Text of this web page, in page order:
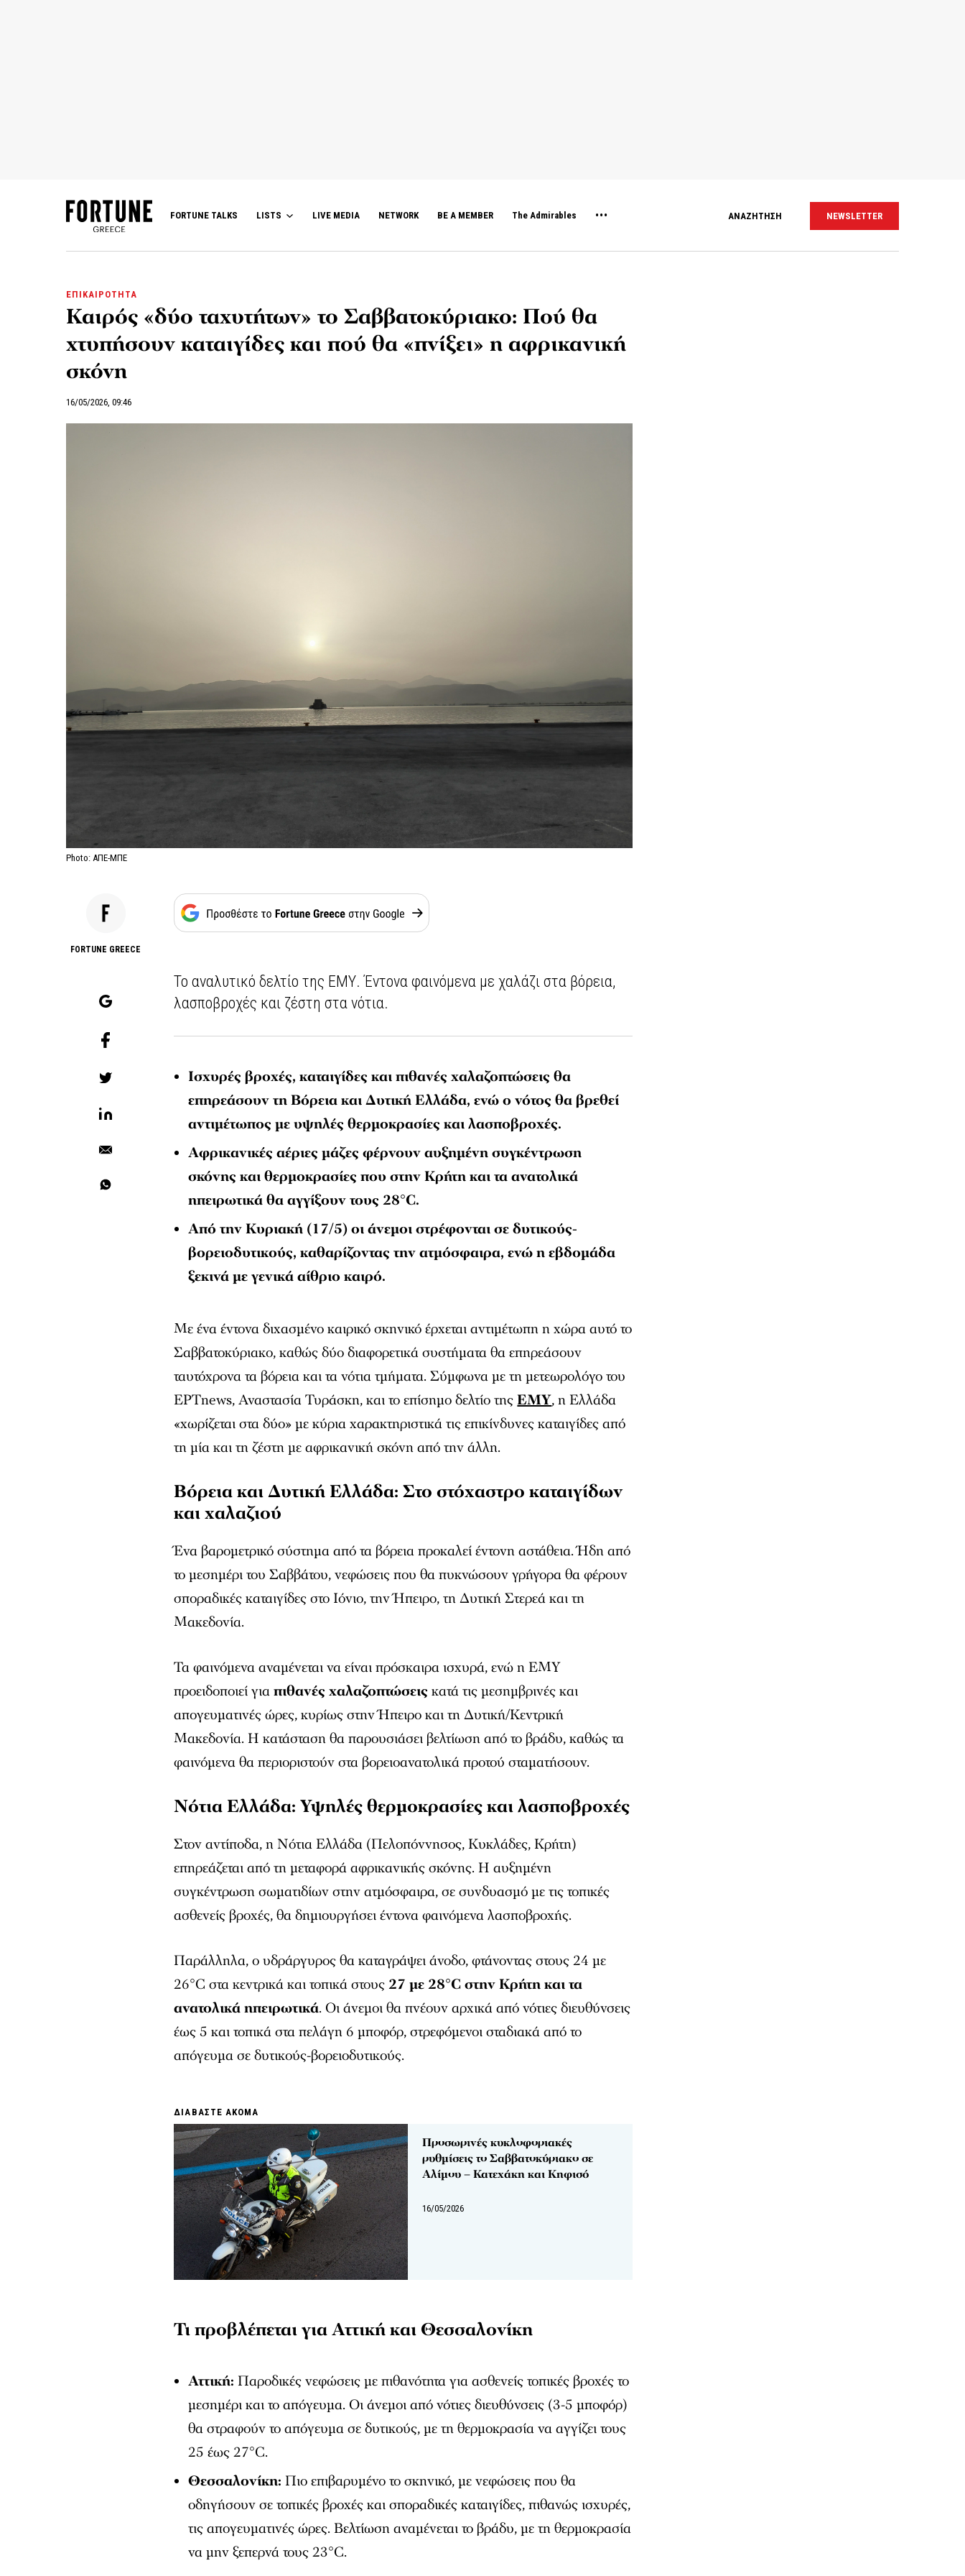
FORTUNE TALKS LISTS LIVE MEDIA NETWORK BE A MEMBER The Admirables ΑΝΑΖΗΤΗΣΗ NEWSLETTER
ΕΠΙΚΑΙΡΟΤΗΤΑ
Καιρός «δύο ταχυτήτων» το Σαββατοκύριακο: Πού θα
χτυπήσουν καταιγίδες και πού θα «πνίξει» η αφρικανική
σκόνη
16/05/2026, 09:46
Photo: ΑΠΕ-ΜΠΕ
FORTUNE GREECE
Το αναλυτικό δελτίο της ΕΜΥ. Έντονα φαινόμενα με χαλάζι στα βόρεια,
λασποβροχές και ζέστη στα νότια.
Ισχυρές βροχές, καταιγίδες και πιθανές χαλαζοπτώσεις θα
επηρεάσουν τη Βόρεια και Δυτική Ελλάδα, ενώ ο νότος θα βρεθεί
αντιμέτωπος με υψηλές θερμοκρασίες και λασποβροχές.
Αφρικανικές αέριες μάζες φέρνουν αυξημένη συγκέντρωση
σκόνης και θερμοκρασίες που στην Κρήτη και τα ανατολικά
ηπειρωτικά θα αγγίξουν τους 28°C.
Από την Κυριακή (17/5) οι άνεμοι στρέφονται σε δυτικούς-
βορειοδυτικούς, καθαρίζοντας την ατμόσφαιρα, ενώ η εβδομάδα
ξεκινά με γενικά αίθριο καιρό.
Με ένα έντονα διχασμένο καιρικό σκηνικό έρχεται αντιμέτωπη η χώρα αυτό το
Σαββατοκύριακο, καθώς δύο διαφορετικά συστήματα θα επηρεάσουν
ταυτόχρονα τα βόρεια και τα νότια τμήματα. Σύμφωνα με τη μετεωρολόγο του
ΕΡΤnews, Αναστασία Τυράσκη, και το επίσημο δελτίο τηςΕΜΥ, η Ελλάδα
«χωρίζεται στα δύο» με κύρια χαρακτηριστικά τις επικίνδυνες καταιγίδες από
τη μία και τη ζέστη με αφρικανική σκόνη από την άλλη.
Βόρεια και Δυτική Ελλάδα: Στο στόχαστρο καταιγίδων
και χαλαζιού
Ένα βαρομετρικό σύστημα από τα βόρεια προκαλεί έντονη αστάθεια. Ήδη από
το μεσημέρι του Σαββάτου, νεφώσεις που θα πυκνώσουν γρήγορα θα φέρουν
σποραδικές καταιγίδες στο Ιόνιο, την Ήπειρο, τη Δυτική Στερεά και τη
Μακεδονία.
Τα φαινόμενα αναμένεται να είναι πρόσκαιρα ισχυρά, ενώ η ΕΜΥ
προειδοποιεί γιαπιθανές χαλαζοπτώσεις κατά τις μεσημβρινές και
απογευματινές ώρες, κυρίως στην Ήπειρο και τη Δυτική/Κεντρική
Μακεδονία. Η κατάσταση θα παρουσιάσει βελτίωση από το βράδυ, καθώς τα
φαινόμενα θα περιοριστούν στα βορειοανατολικά προτού σταματήσουν.
Νότια Ελλάδα: Υψηλές θερμοκρασίες και λασποβροχές
Στον αντίποδα, η Νότια Ελλάδα (Πελοπόννησος, Κυκλάδες, Κρήτη)
επηρεάζεται από τη μεταφορά αφρικανικής σκόνης. Η αυξημένη
συγκέντρωση σωματιδίων στην ατμόσφαιρα, σε συνδυασμό με τις τοπικές
ασθενείς βροχές, θα δημιουργήσει έντονα φαινόμενα λασποβροχής.
Παράλληλα, ο υδράργυρος θα καταγράψει άνοδο, φτάνοντας στους 24 με
26°C στα κεντρικά και τοπικά στους27 με 28°C στην Κρήτη και τα
ανατολικά ηπειρωτικά. Οι άνεμοι θα πνέουν αρχικά από νότιες διευθύνσεις
έως 5 και τοπικά στα πελάγη 6 μποφόρ, στρεφόμενοι σταδιακά από το
απόγευμα σε δυτικούς-βορειοδυτικούς.
ΔΙΑΒΑΣΤΕ ΑΚΟΜΑ
Προσωρινές κυκλοφοριακές
ρυθμίσεις το Σαββατοκύριακο σε
Αλίμου – Κατεχάκη και Κηφισό
16/05/2026
Τι προβλέπεται για Αττική και Θεσσαλονίκη
Αττική: Παροδικές νεφώσεις με πιθανότητα για ασθενείς τοπικές βροχές το
μεσημέρι και το απόγευμα. Οι άνεμοι από νότιες διευθύνσεις (3-5 μποφόρ)
θα στραφούν το απόγευμα σε δυτικούς, με τη θερμοκρασία να αγγίζει τους
25 έως 27°C.
Θεσσαλονίκη: Πιο επιβαρυμένο το σκηνικό, με νεφώσεις που θα
οδηγήσουν σε τοπικές βροχές και σποραδικές καταιγίδες, πιθανώς ισχυρές,
τις απογευματινές ώρες. Βελτίωση αναμένεται το βράδυ, με τη θερμοκρασία
να μην ξεπερνά τους 23°C.